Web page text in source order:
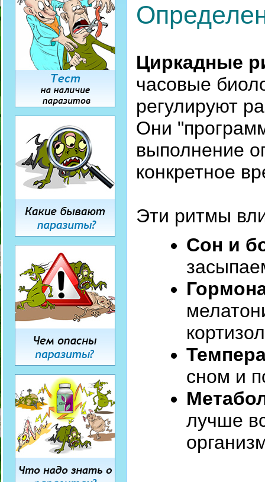
Циркадные
часовые
регулируют
Они
выполнение
конкретное
Эти ритмы
Сон и
сном и
лучше